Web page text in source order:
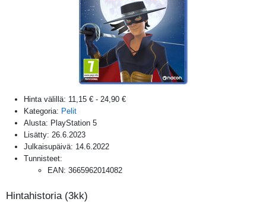
Hinta välillä: 11,15 € - 24,90 €
Kategoria: Pelit
Alusta: PlayStation 5
Lisätty: 26.6.2023
Julkaisupäivä: 14.6.2022
Tunnisteet:
EAN: 3665962014082
Hintahistoria (3kk)